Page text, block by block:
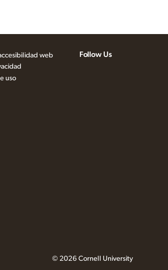
web
uso
Follow Us
© 2026 Cornell University